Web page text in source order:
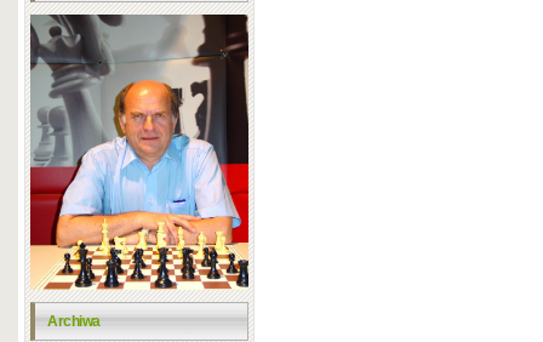
Archiwa